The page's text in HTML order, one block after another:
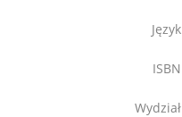
Język
ISBN
Wydział